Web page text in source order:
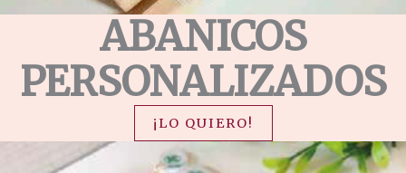
ABANICOS
PERSONALIZADOS
¡LO QUIERO!